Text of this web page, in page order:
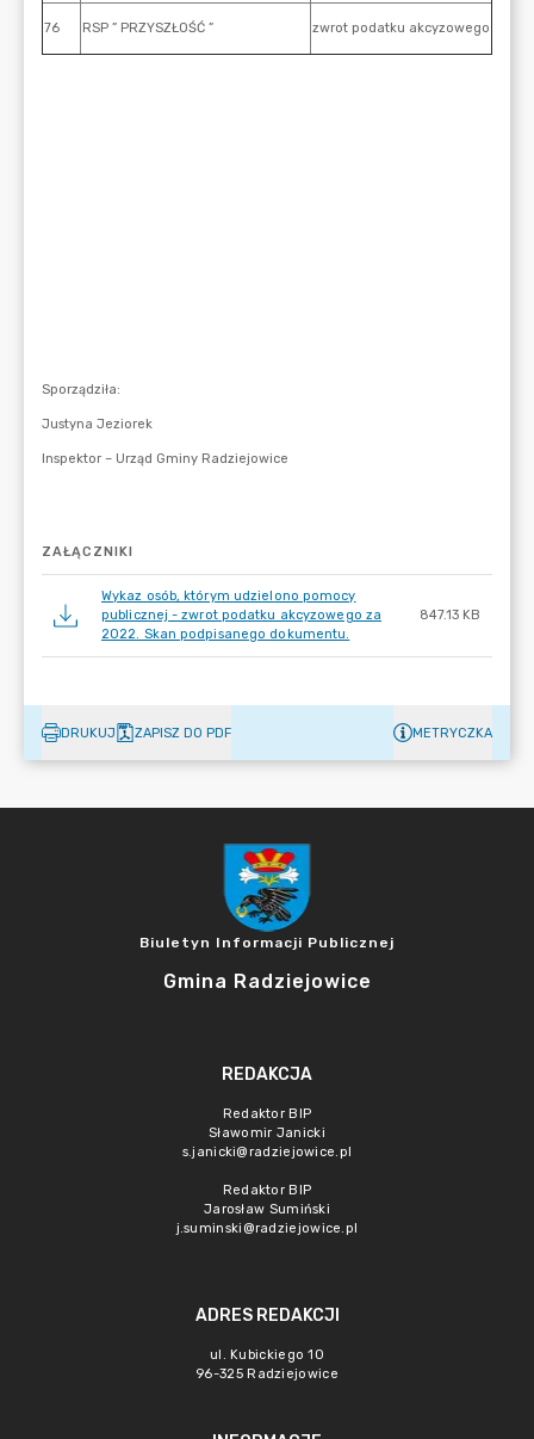
ZAŁĄCZNIKI
Wykaz osób, którym udzielono pomocy
publicznej - zwrot podatku akcyzowego za
2022. Skan podpisanego dokumentu.
847.13 KB
DRUKUJ ZAPISZ DO PDF METRYCZKA
Biuletyn Informacji Publicznej
Gmina Radziejowice
REDAKCJA
Redaktor BIP
Sławomir Janicki
s.janicki@radziejowice.pl
Redaktor BIP
Jarosław Sumiński
j.suminski@radziejowice.pl
ADRES REDAKCJI
ul. Kubickiego 10
96-325 Radziejowice